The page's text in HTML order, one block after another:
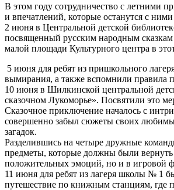
В этом году сотрудничество с
и впечатлений, которые останутся с
2 июня в Центральной детской
посвященный русским народным
малой площади Культурного центра в
5 июня для ребят из пришкольного
вымирания, а также вспомнили правила
10 июня в Шилкинской центральной
сказочном Лукоморье». Посвятили это
Сказочное приключение началось с
совершенно забыл сюжеты своих
загадок.
Разделившись на четыре дружные
предметы, которые должны были вернуть
положительных эмоций, но и в игровой
11 июня для ребят из лагеря школы № 1
путешествие по книжным станциям, где